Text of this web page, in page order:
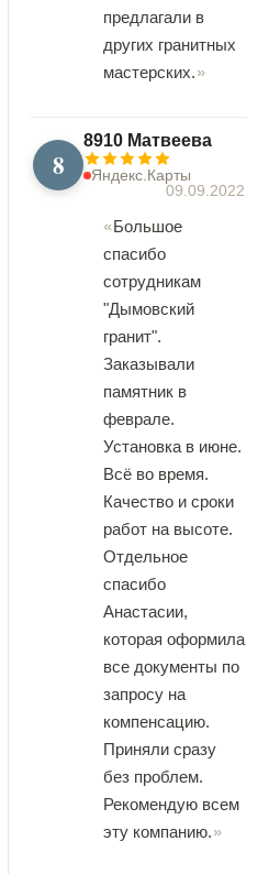
предлагали в
других гранитных
мастерских.
8
8910 Матвеева
Яндекс.Карты
09.09.2022
Большое
спасибо
сотрудникам
"Дымовский
гранит".
Заказывали
памятник в
феврале.
Установка в июне.
Всё во время.
Качество и сроки
работ на высоте.
Отдельное
спасибо
Анастасии,
которая оформила
все документы по
запросу на
компенсацию.
Приняли сразу
без проблем.
Рекомендую всем
эту компанию.